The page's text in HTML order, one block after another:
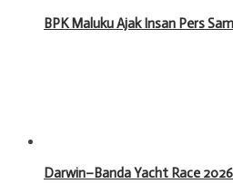
BPK Maluku Ajak Insan Pers
Darwin–Banda Yacht Race